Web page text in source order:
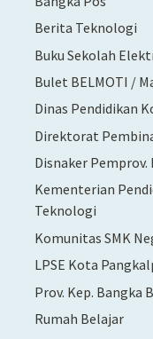
Berita Teknologi
Buku Sekolah
Bulet BELMOTI /
Dinas Pendidikan
Direktorat
Disnaker Pemprov.
Kementerian
Teknologi
Komunitas SMK
LPSE Kota
Prov. Kep. Bangka
Rumah Belajar